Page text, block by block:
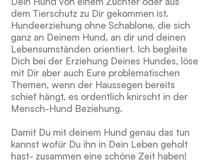
dem Tierschutz zu Dir gekommen ist.
Hundeerziehung ohne Schablone, die sich
ganz an Deinem Hund, an dir und deinen
Lebensumständen orientiert. Ich begleite
Dich bei der Erziehung Deines Hundes, löse
mit Dir aber auch Eure problematischen
Themen, wenn der Haussegen bereits
schief hängt, es ordentlich knirscht in der
Mensch-Hund Beziehung.
Damit Du mit deinem Hund genau das tun
kannst wofür Du ihn in Dein Leben geholt
hast- zusammen eine schöne Zeit haben!